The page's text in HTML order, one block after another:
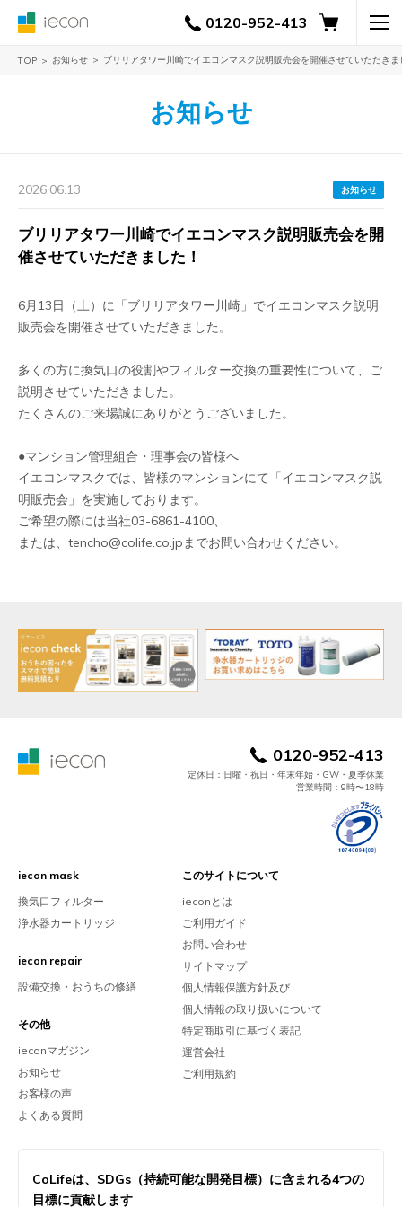
0120-952-413
TOP お知らせ ブリリアタワー川崎でイエコンマスク説明販売会を開催させていただきま
お知らせ
2026.06.13 お知らせ
ブリリアタワー川崎でイエコンマスク説明販売会を開
催させていただきました！
6月13日（土）に「ブリリアタワー川崎」でイエコンマスク説明
販売会を開催させていただきました。
多くの方に換気口の役割やフィルター交換の重要性について、ご
説明させていただきました。
たくさんのご来場誠にありがとうございました。
●マンション管理組合・理事会の皆様へ
イエコンマスクでは、皆様のマンションにて「イエコンマスク説
明販売会」を実施しております。
ご希望の際には当社03-6861-4100、
または、tencho@colife.co.jpまでお問い合わせください。
0120-952-413
定休日：日曜・祝日・年末年始・GW・夏季休業
営業時間：9時〜18時
iecon mask
換気口フィルター
浄水器カートリッジ
iecon repair
設備交換・おうちの修繕
その他
ieconマガジン
お知らせ
お客様の声
よくある質問
このサイトについて
ieconとは
ご利用ガイド
お問い合わせ
サイトマップ
個人情報保護方針及び
個人情報の取り扱いについて
特定商取引に基づく表記
運営会社
ご利用規約
CoLifeは、 SDGs（持続可能な開発目標）に含まれる4つの
目標に貢献します